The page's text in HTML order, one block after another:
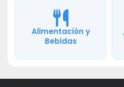
Alimentación y
Bebidas